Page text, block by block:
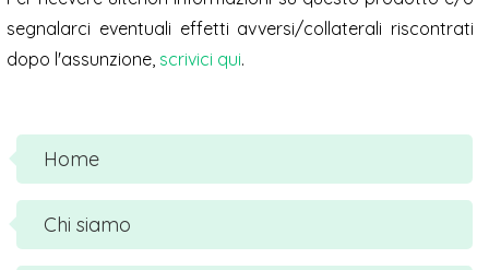
segnalarci eventuali effetti avversi/collaterali riscontrati
dopo l'assunzione, scrivici qui.
Home
Chi siamo